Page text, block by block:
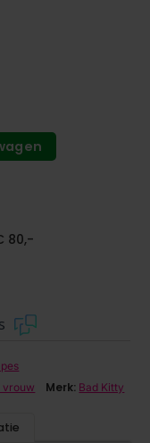
80,-
vrouw Merk: Bad Kitty